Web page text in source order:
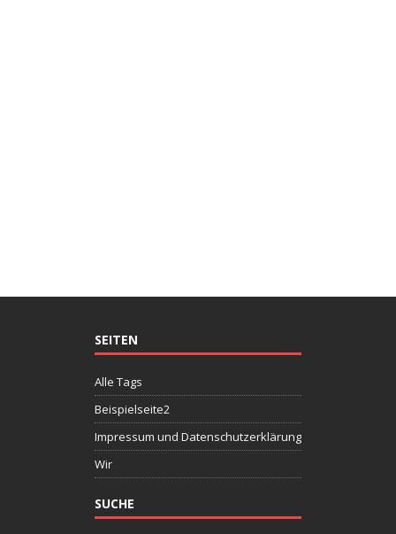
SEITEN
Alle Tags
Beispielseite2
Impressum und Datenschutzerklärung
Wir
SUCHE